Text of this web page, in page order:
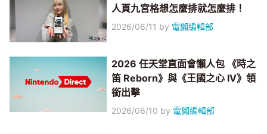
人頁九宮格想怎麼排就怎麼排！
2026/06/11 by 電獺編輯部
2026 任天堂直面會懶人包 《時之
笛 Reborn》與《王國之心 IV》領
銜出擊
2026/06/10 by 電獺編輯部